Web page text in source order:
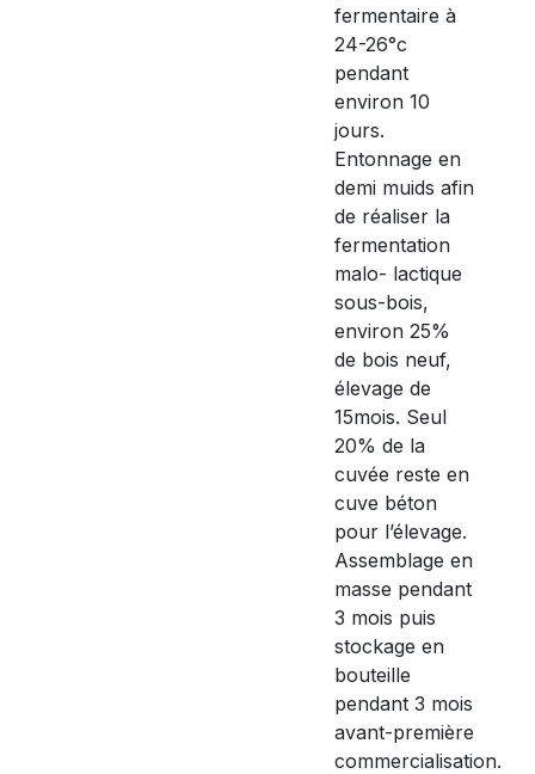
fermentaire à
24-26°c
pendant
environ 10
jours.
Entonnage en
demi muids afin
de réaliser la
fermentation
malo- lactique
sous-bois,
environ 25%
de bois neuf,
élevage de
15mois. Seul
20% de la
cuvée reste en
cuve béton
pour l’élevage.
Assemblage en
masse pendant
3 mois puis
stockage en
bouteille
pendant 3 mois
avant-première
commercialisation.